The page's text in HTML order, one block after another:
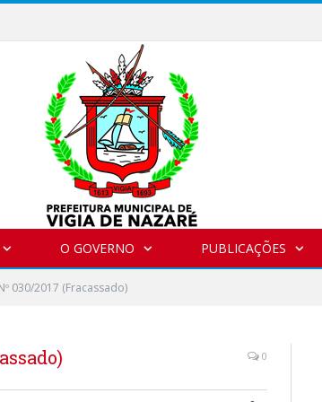
O GOVERNO PUBLICAÇÕES
030/2017 (Fracassado)
0